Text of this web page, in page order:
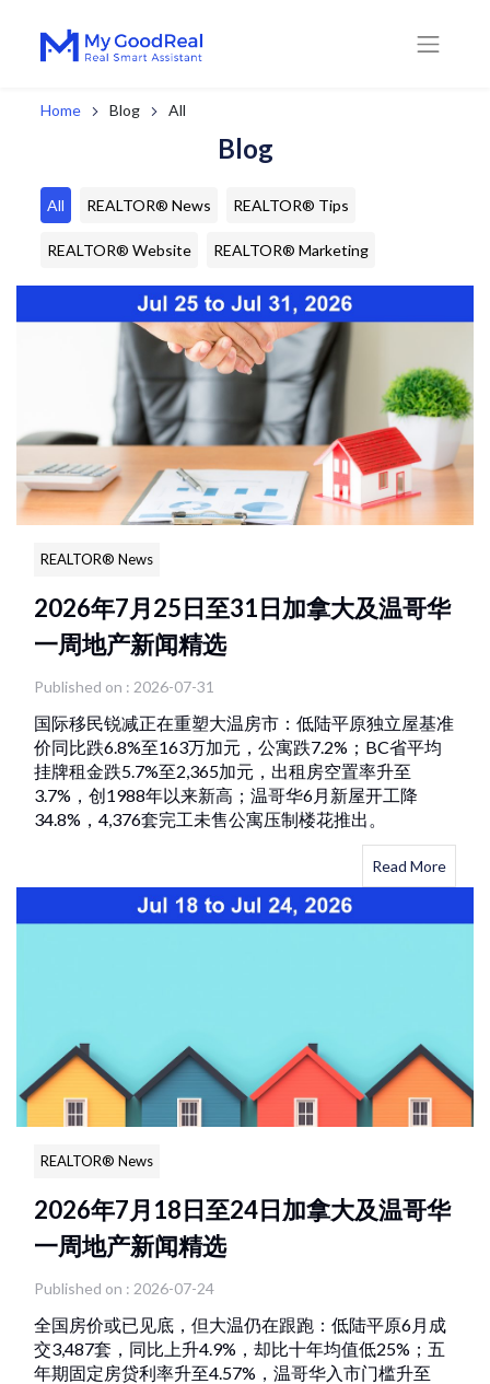
Home Blog All
Blog
All REALTOR® News REALTOR® Tips
REALTOR® Website REALTOR® Marketing
REALTOR® News
2026年7月25日至31日加拿大及温哥华
一周地产新闻精选
Published on : 2026-07-31
国际移民锐减正在重塑大温房市：低陆平原独立屋基准
价同比跌6.8%至163万加元，公寓跌7.2%；BC省平均
挂牌租金跌5.7%至2,365加元，出租房空置率升至
3.7%，创1988年以来新高；温哥华6月新屋开工降
34.8%，4,376套完工未售公寓压制楼花推出。
Read More
REALTOR® News
2026年7月18日至24日加拿大及温哥华
一周地产新闻精选
Published on : 2026-07-24
全国房价或已见底，但大温仍在跟跑：低陆平原6月成
交3,487套，同比上升4.9%，却比十年均值低25%；五
年期固定房贷利率升至4.57%，温哥华入市门槛升至